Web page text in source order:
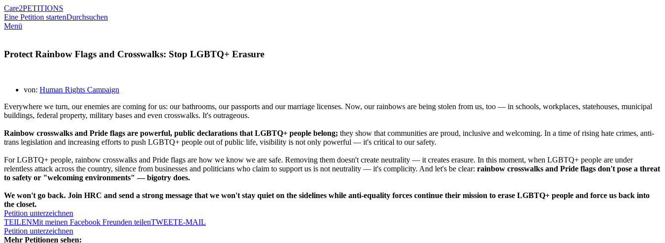
Care2PETITIONS
Eine Petition startenDurchsuchen
Menü
Protect Rainbow Flags and Crosswalks: Stop LGBTQ+ Erasure
von: Human Rights Campaign
Everywhere we turn, our enemies are coming for us: our bathrooms, our passports and our marriage licenses. Now, our rainbows are being stolen from us, too — in schools, workplaces, statehouses, municipal
buildings, federal property, military bases and even crosswalks. It's outrageous.
Rainbow crosswalks and Pride flags are powerful, public declarations that LGBTQ+ people belong; they show that communities are proud, inclusive and welcoming. In a time of rising hate crimes, anti-
trans legislation and increasing efforts to push LGBTQ+ people out of public life, visibility is not only powerful — it's critical to our safety.
For LGBTQ+ people, rainbow crosswalks and Pride flags are how we know we are safe. Removing them doesn't create neutrality — it creates erasure. In this moment, when LGBTQ+ people are under
relentless attack across the country, silence from businesses and politicians who claim to support us is not neutrality — it's complicity. And let's be clear: rainbow crosswalks and Pride flags don't pose a threat
to safety or "welcoming environments" — bigotry does.
We won't go back. Join HRC and send a strong message that we won't stay quiet on the sidelines while anti-equality forces continue their mission to erase LGBTQ+ people and force us back into
the closet.
Petition unterzeichnen
TEILENMit meinen Facebook Freunden teilenTWEETE-MAIL
Petition unterzeichnen
Mehr Petitionen sehen: